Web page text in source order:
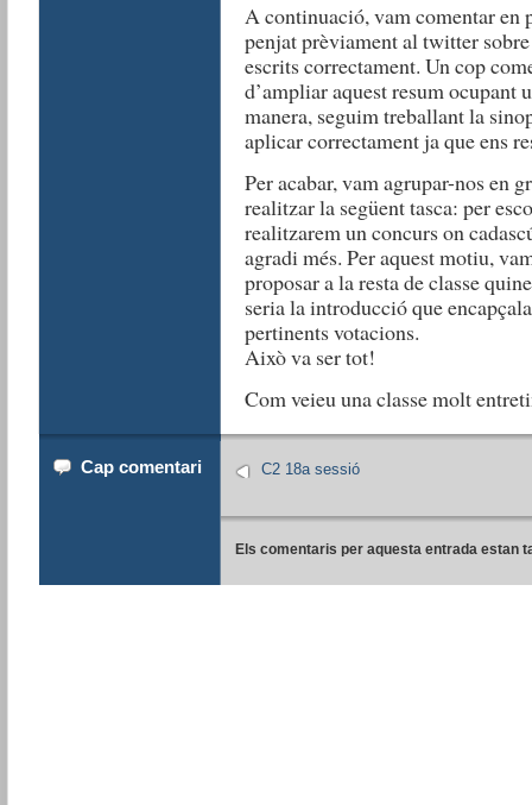
A continuació, vam comentar en
penjat prèviament al twitter
escrits correctament. Un cop
d’ampliar aquest resum ocupant
manera, seguim treballant la
aplicar correctament ja que ens
Per acabar, vam agrupar-nos en
realitzar la següent tasca: per
realitzarem un concurs on
agradi més. Per aquest motiu,
proposar a la resta de classe
seria la introducció que
pertinents votacions.
Això va ser tot!
Com veieu una classe molt
Cap comentari C2 18a sessió
Els comentaris per aquesta entrada estan